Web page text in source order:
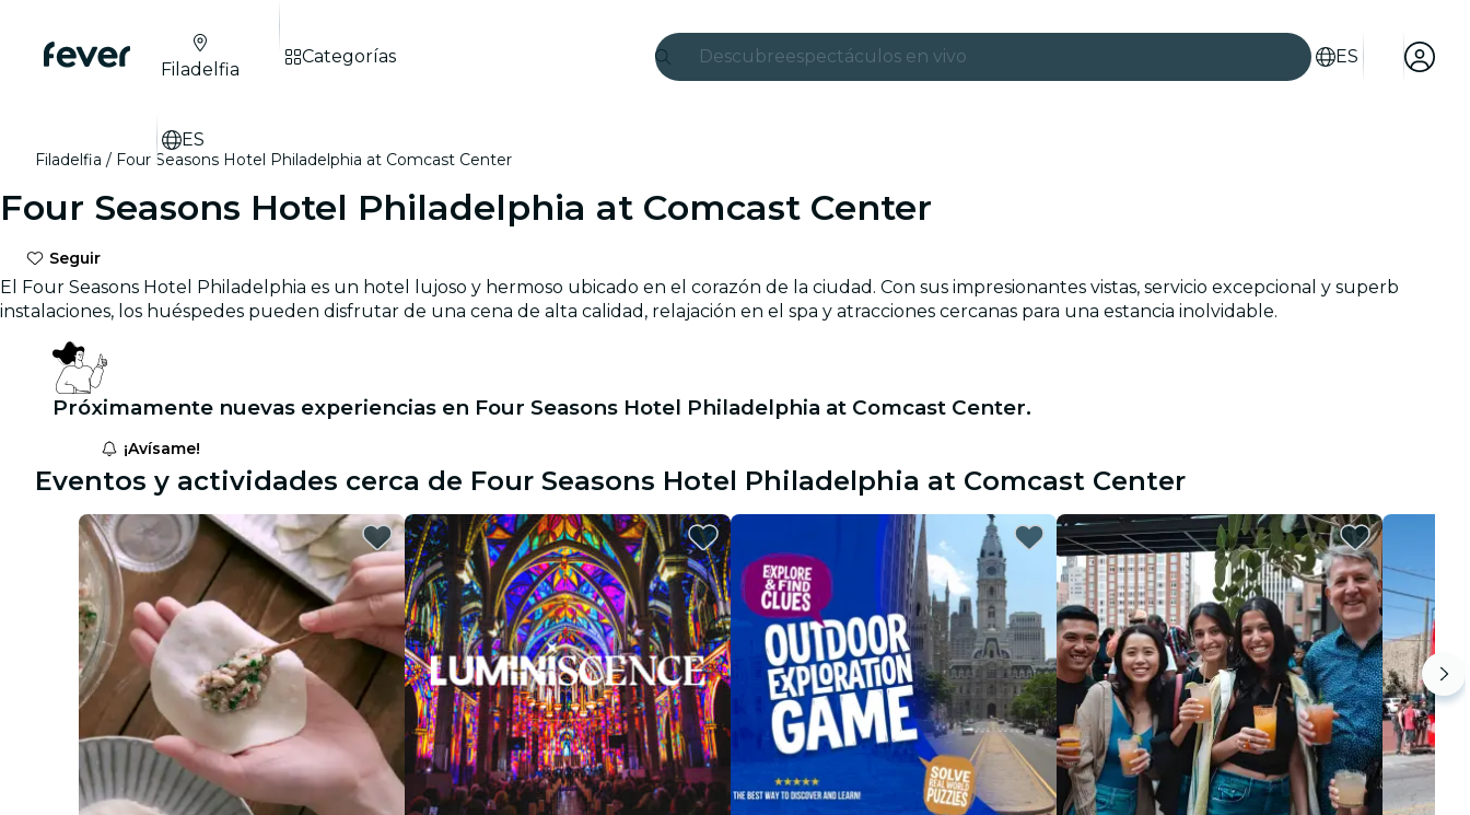
Descubreespectáculos en vivo
Londres
São Paulo
Seúl
conciertos
restaurantes
cine
ES
Filadelfia
ES
Categorías
Filadelfia Four Seasons Hotel Philadelphia at Comcast Center
Four Seasons Hotel Philadelphia at Comcast Center
Seguir
El Four Seasons Hotel Philadelphia es un hotel lujoso y hermoso ubicado en el corazón de la ciudad. Con sus impresionantes vistas, servicio excepcional y superb
instalaciones, los huéspedes pueden disfrutar de una cena de alta calidad, relajación en el spa y atracciones cercanas para una estancia inolvidable.
Próximamente nuevas experiencias en Four Seasons Hotel Philadelphia at Comcast Center.
¡Avísame!
Eventos y actividades cerca de Four Seasons Hotel Philadelphia at Comcast Center